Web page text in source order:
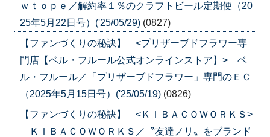
ｗｔｏｐｅ／解約率１％のクラフトビール定期便（20
25年5月22日号）('25/05/29) (0827)
【ファンづくりの秘訣】 <プリザーブドフラワー専
門店【ベル・フルール公式オンラインストア】> ベ
ル・フルール／「プリザーブドフラワー」専門のＥＣ
（2025年5月15日号）('25/05/19) (0826)
【ファンづくりの秘訣】 <ＫＩＢＡＣＯＷＯＲＫＳ>
ＫＩＢＡＣＯＷＯＲＫＳ／〝友達ノリ〟をブランド